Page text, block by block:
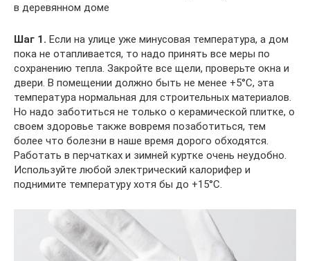
в деревянном доме
Шаг 1. Если на улице уже минусовая температура, а дом
пока не отапливается, то надо принять все меры по
сохранению тепла. Закройте все щели, проверьте окна и
двери. В помещении должно быть не менее +5°С, эта
температура нормальная для строительных материалов.
Но надо заботиться не только о керамической плитке, о
своем здоровье также вовремя позаботиться, тем
более что болезни в наше время дорого обходятся.
Работать в перчатках и зимней куртке очень неудобно.
Используйте любой электрический калорифер и
поднимите температуру хотя бы до +15°С.